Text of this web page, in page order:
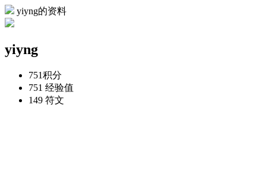
yiyng的资料
yiyng
751积分
751 经验值
149 符文